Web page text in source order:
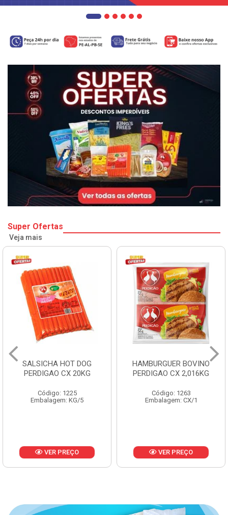
Super Ofertas
Veja mais
SALSICHA HOT DOG
PERDIGAO CX 20KG
Código: 1225
Embalagem: KG/5
VER PREÇO
HAMBURGUER BOVINO
PERDIGAO CX 2,016KG
Código: 1263
Embalagem: CX/1
VER PREÇO